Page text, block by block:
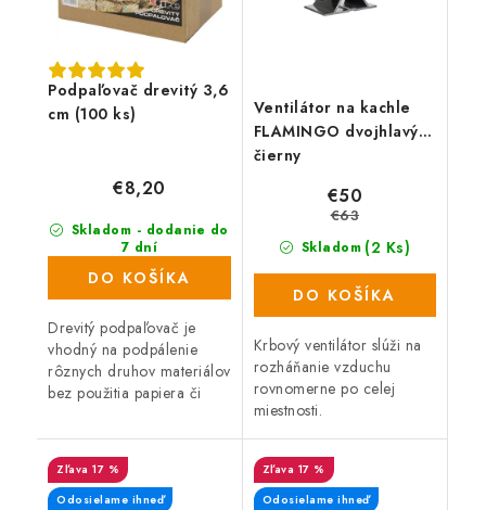
Podpaľovač drevitý 3,6
cm (100 ks)
Skladom - dodanie do
7 dní
(202 ks)
€8,20
DO KOŠÍKA
Drevitý podpaľovač je
vhodný na podpálenie
rôznych druhov materiálov
bez použitia papiera či
podpaľovanie grilov,
vonkajších ohnísk, kachlí a
krbov.
Ventilátor na kachle
FLAMINGO dvojhlavý,
čierny
Skladom (2 Ks)
€50
€63
DO KOŠÍKA
Krbový ventilátor slúži na
rozháňanie vzduchu
rovnomerne po celej
miestnosti.
17 %
Odosielame ihneď
17 %
Odosielame ihneď